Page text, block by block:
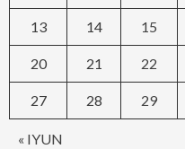
« IYUN
13 14 15
20 21 22
27 28 29